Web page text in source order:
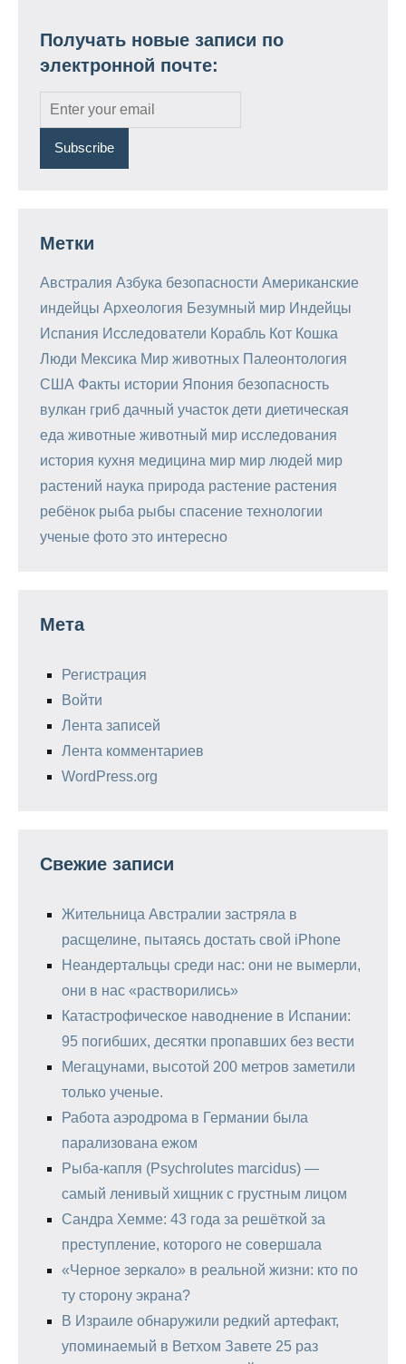
Получать новые записи по
электронной почте:
Метки
Австралия Азбука безопасности Американские
индейцы Археология Безумный мир Индейцы
Испания Исследователи Корабль Кот Кошка
Люди Мексика Мир животных Палеонтология
США Факты истории Япония безопасность
вулкан гриб дачный участок дети диетическая
еда животные животный мир исследования
история кухня медицина мир мир людей мир
растений наука природа растение растения
ребёнок рыба рыбы спасение технологии
ученые фото это интересно
Мета
Регистрация
Войти
Лента записей
Лента комментариев
WordPress.org
Свежие записи
Жительница Австралии застряла в
расщелине, пытаясь достать свой iPhone
Неандертальцы среди нас: они не вымерли,
они в нас «растворились»
Катастрофическое наводнение в Испании:
95 погибших, десятки пропавших без вести
Мегацунами, высотой 200 метров заметили
только ученые.
Работа аэродрома в Германии была
парализована ежом
Рыба-капля (Psychrolutes marcidus) —
самый ленивый хищник с грустным лицом
Сандра Хемме: 43 года за решёткой за
преступление, которого не совершала
«Черное зеркало» в реальной жизни: кто по
ту сторону экрана?
В Израиле обнаружили редкий артефакт,
упоминаемый в Ветхом Завете 25 раз